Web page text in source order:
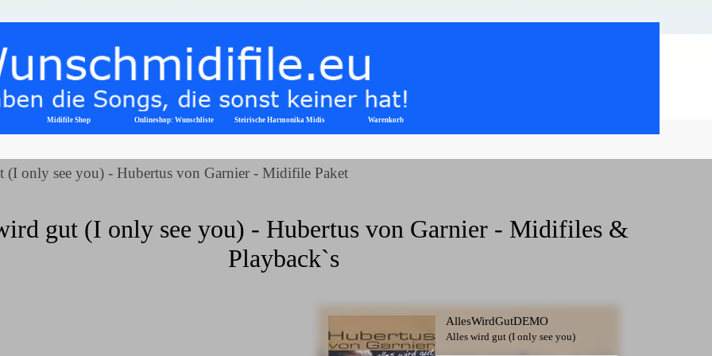
Menü überspringen
Midifile Shop ▼
Onlineshop: Wunschliste Steirische Harmonika Midis ▼
Warenkorb
(I only see you) - Hubertus von Garnier - Midifile Paket
gut (I only see you) - Hubertus von Garnier - Midifiles &
Playback`s
AllesWirdGutDEMO
Alles wird gut (I only see you)